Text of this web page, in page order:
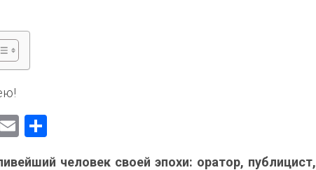
Email
человек своей эпохи: оратор, публицист,